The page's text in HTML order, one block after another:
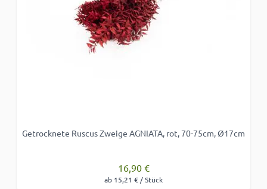
Getrocknete Ruscus Zweige AGNIATA, rot, 70-75cm, Ø17cm
16,90 €
ab 15,21 € / Stück